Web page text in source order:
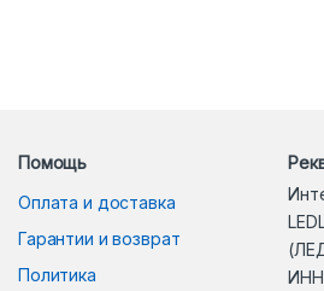
Помощь
Оплата и доставка
Гарантии и возврат
Политика
ИНН